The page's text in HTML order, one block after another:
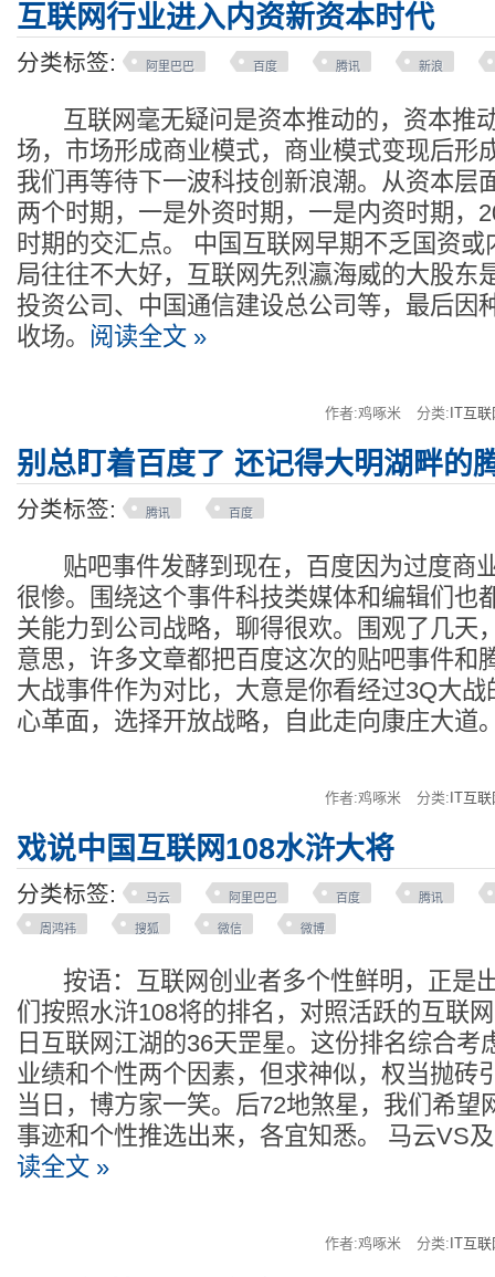
互联网行业进入内资新资本时代
分类标签: 阿里巴巴 百度 腾讯 新浪
互联网毫无疑问是资本推动的，资本推
场，市场形成商业模式，商业模式变现后形
我们再等待下一波科技创新浪潮。从资本层
两个时期，一是外资时期，一是内资时期，
时期的交汇点。 中国互联网早期不乏国资
局往往不大好，互联网先烈瀛海威的大股东
投资公司、中国通信建设总公司等，最后因
收场。 阅读全文 »
作者:鸡啄米 分类: IT互
别总盯着百度了 还记得大明湖畔的
分类标签: 腾讯 百度
贴吧事件发酵到现在，百度因为过度商
很惨。围绕这个事件科技类媒体和编辑们也
关能力到公司战略，聊得很欢。围观了几天
意思，许多文章都把百度这次的贴吧事件和
大战事件作为对比，大意是你看经过3Q大
心革面，选择开放战略，自此走向康庄大道
作者:鸡啄米 分类: IT互
戏说中国互联网108水浒大将
分类标签: 马云 阿里巴巴 百度 腾讯
周鸿祎 搜狐 微信 微博
按语：互联网创业者多个性鲜明，正是
们按照水浒108将的排名，对照活跃的互联
日互联网江湖的36天罡星。这份排名综合考
业绩和个性两个因素，但求神似，权当抛砖
当日，博方家一笑。后72地煞星，我们希望
事迹和个性推选出来，各宜知悉。 马云VS
读全文 »
作者:鸡啄米 分类: IT互